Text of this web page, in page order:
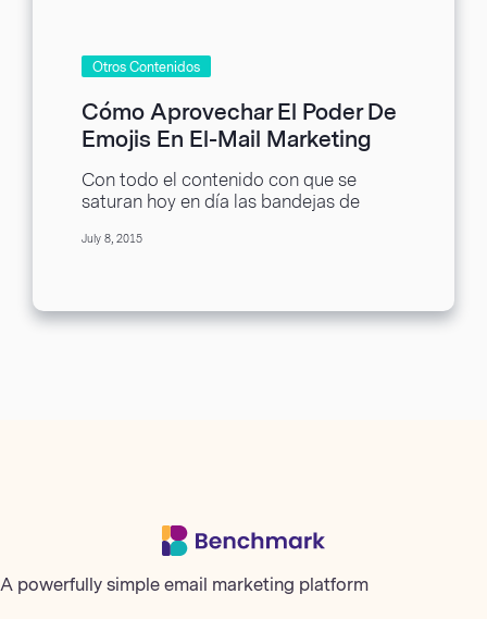
Otros Contenidos
Cómo Aprovechar El Poder De
Emojis En El-Mail Marketing
Con todo el contenido con que se
saturan hoy en día las bandejas de
menudo...
July 8, 2015
A powerfully simple email marketing platform